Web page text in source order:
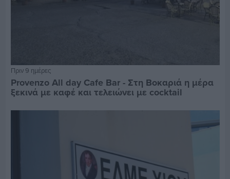
Πριν 9 ημέρες
Provenzo All day Cafe Bar - Στη Βοκαριά η μέρα
ξεκινά με καφέ και τελειώνει με cocktail